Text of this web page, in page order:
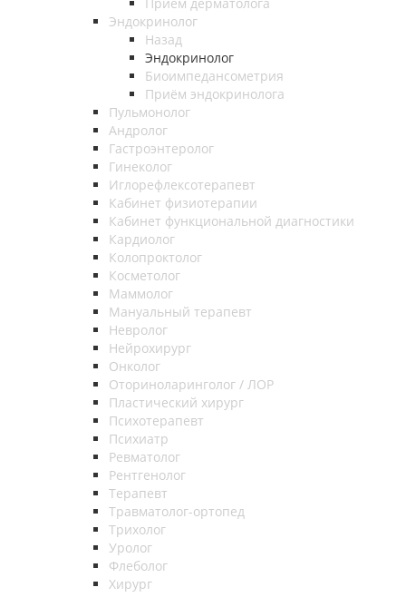
Эндокринолог
Назад
Эндокринолог
Биоимпедансометрия
Приём эндокринолога
Пульмонолог
Андролог
Гастроэнтеролог
Гинеколог
Иглорефлексотерапевт
Кабинет физиотерапии
Кабинет функциональной диагностики
Кардиолог
Колопроктолог
Косметолог
Маммолог
Мануальный терапевт
Невролог
Нейрохирург
Онколог
Оториноларинголог / ЛОР
Пластический хирург
Психотерапевт
Психиатр
Ревматолог
Рентгенолог
Терапевт
Травматолог-ортопед
Трихолог
Уролог
Флеболог
Хирург